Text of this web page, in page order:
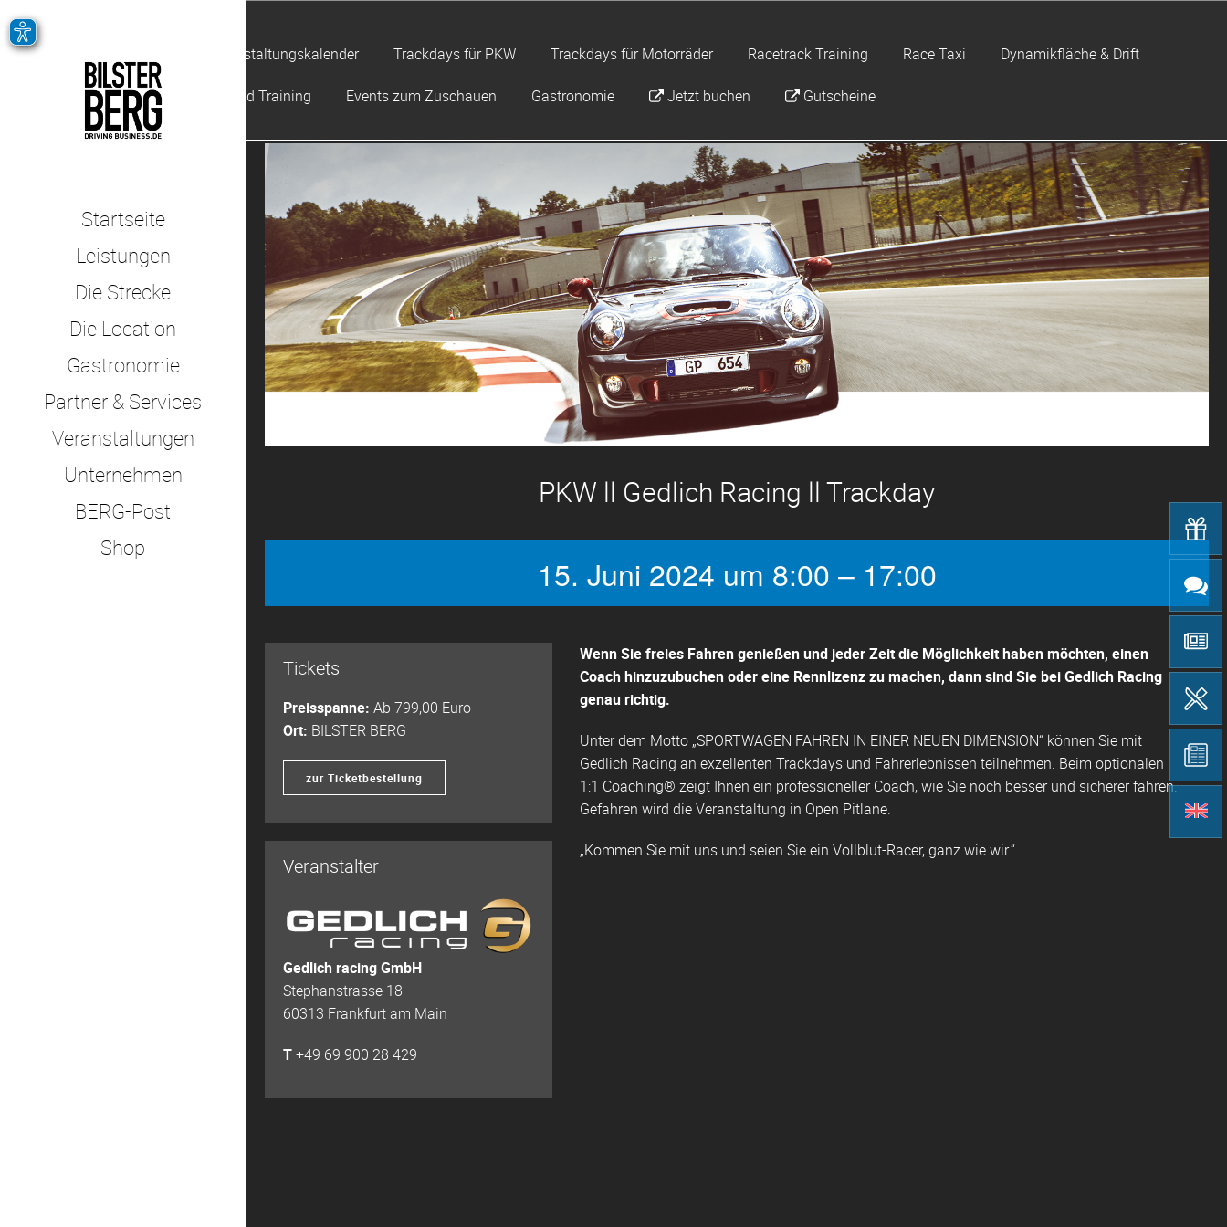
Startseite
Leistungen
Die Strecke
Die Location
Gastronomie
Partner & Services
Veranstaltungen
Unternehmen
BERG-Post
Shop
Veranstaltungskalender Trackdays für PKW Trackdays für Motorräder Racetrack Training Race Taxi Dynamikfläche & Drift
Offroad Training Events zum Zuschauen Gastronomie Jetzt buchen Gutscheine
PKW ll Gedlich Racing ll Trackday
15. Juni 2024 um 8:00 – 17:00
Tickets
Preisspanne: Ab 799,00 Euro
Ort: BILSTER BERG
zur Ticketbestellung
Veranstalter
Gedlich racing GmbH
Stephanstrasse 18
60313 Frankfurt am Main
T+49 69 900 28 429
Wenn Sie freies Fahren genießen und jeder Zeit die Möglichkeit haben möchten, einen
Coach hinzuzubuchen oder eine Rennlizenz zu machen, dann sind Sie bei Gedlich Racing
genau richtig.
Unter dem Motto „SPORTWAGEN FAHREN IN EINER NEUEN DIMENSION“ können Sie mit
Gedlich Racing an exzellenten Trackdays und Fahrerlebnissen teilnehmen. Beim optionalen
1:1 Coaching® zeigt Ihnen ein professioneller Coach, wie Sie noch besser und sicherer fahren.
Gefahren wird die Veranstaltung in Open Pitlane.
„Kommen Sie mit uns und seien Sie ein Vollblut-Racer, ganz wie wir.“